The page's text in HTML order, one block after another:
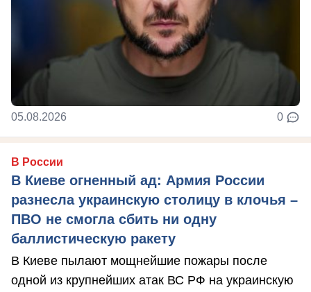
05.08.2026 0
В России
В Киеве огненный ад: Армия России
разнесла украинскую столицу в клочья –
ПВО не смогла сбить ни одну
баллистическую ракету
В Киеве пылают мощнейшие пожары после
одной из крупнейших атак ВС РФ на украинскую